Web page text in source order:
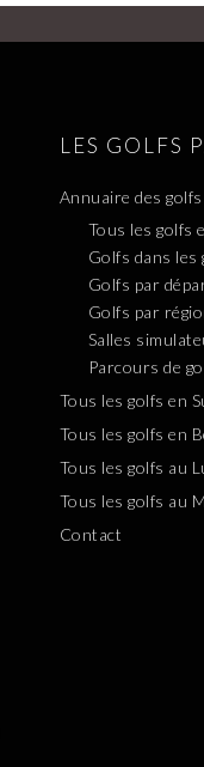
LES GOLFS
Annuaire des
Tous les golfs
Golfs dans les
Golfs par
Golfs par
Salles
Parcours de
Tous les golfs en
Tous les golfs en
Tous les golfs au
Tous les golfs au
Contact